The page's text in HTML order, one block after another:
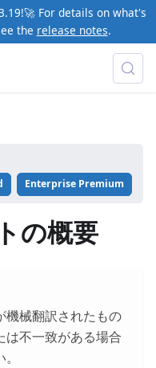
For details on what's
the release notes.
Enterprise Premium
の概要
機械翻訳されたもの
は不一致がある場合